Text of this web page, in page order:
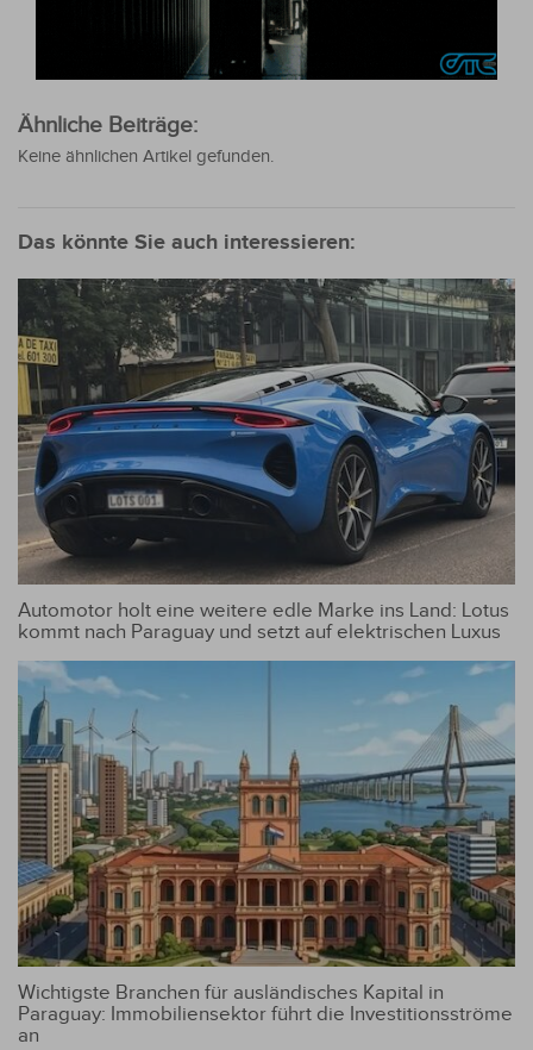
Ähnliche Beiträge:
Keine ähnlichen Artikel gefunden.
Das könnte Sie auch interessieren:
Automotor holt eine weitere edle Marke ins Land: Lotus
kommt nach Paraguay und setzt auf elektrischen Luxus
Wichtigste Branchen für ausländisches Kapital in
Paraguay: Immobiliensektor führt die Investitionsströme
an